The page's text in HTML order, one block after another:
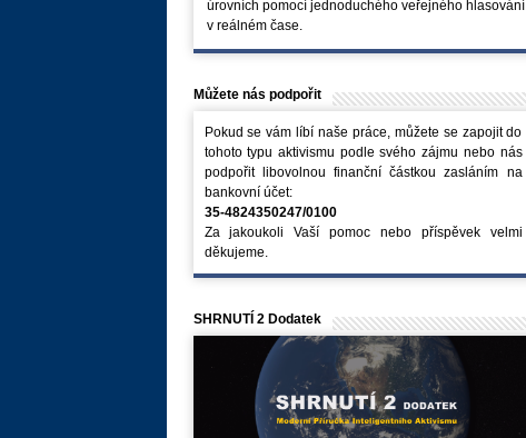
úrovních pomocí jednoduchého veřejného hlasování
v reálném čase.
Můžete nás podpořit
Pokud se vám líbí naše práce, můžete se zapojit do
tohoto typu aktivismu podle svého zájmu nebo nás
podpořit libovolnou finanční částkou zasláním na
bankovní účet:
35-4824350247/0100
Za jakoukoli Vaší pomoc nebo příspěvek velmi
děkujeme.
SHRNUTÍ 2 Dodatek